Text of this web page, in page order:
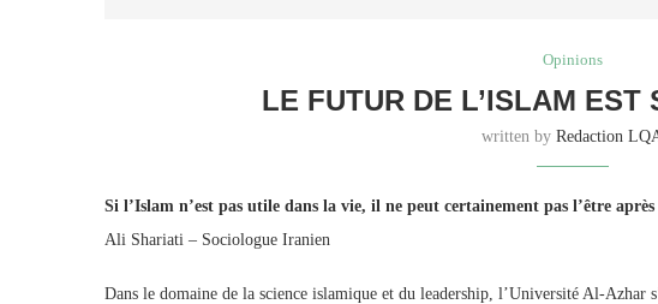
Opinions
LE FUTUR DE L’ISLAM EST
written byRedaction
Si l’Islam n’est pas utile dans la vie, il ne peut certainement pas l’être
Ali Shariati – Sociologue Iranien
Dans le domaine de la science islamique et du leadership, l’Université Al-Azhar